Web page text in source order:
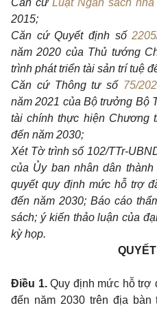
Căn cứLuật Ngân sách
2015;
Căn cứ Quyết định số
năm 2020 của Thủ tướng
trình phát triển tài sản trí tuệ
Căn cứ Thông tư số 75/
năm 2021 của Bộ trưởng Bộ
tài chính thực hiện Chương
đến năm 2030;
Xét Tờ trình số 102/TTr-
của Ủy ban nhân dân
quyết quy định mức hỗ trợ
đến năm 2030; Báo cáo
sách; ý kiến thảo luận của
kỳ họp.
Điều 1. Quy định mức hỗ trợ
đến năm 2030 trên địa